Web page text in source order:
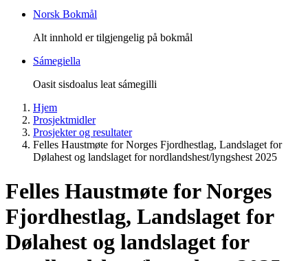
Norsk Bokmål
Alt innhold er tilgjengelig på bokmål
Sámegiella
Oasit sisdoalus leat sámegilli
Hjem
Prosjektmidler
Prosjekter og resultater
Felles Haustmøte for Norges Fjordhestlag, Landslaget for
Dølahest og landslaget for nordlandshest/lyngshest 2025
Felles Haustmøte for Norges
Fjordhestlag, Landslaget for
Dølahest og landslaget for